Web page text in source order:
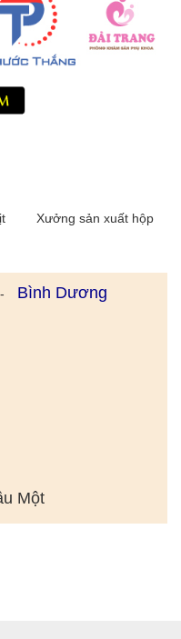
Xưởng sản xuất hộp
Bình Dương
Một